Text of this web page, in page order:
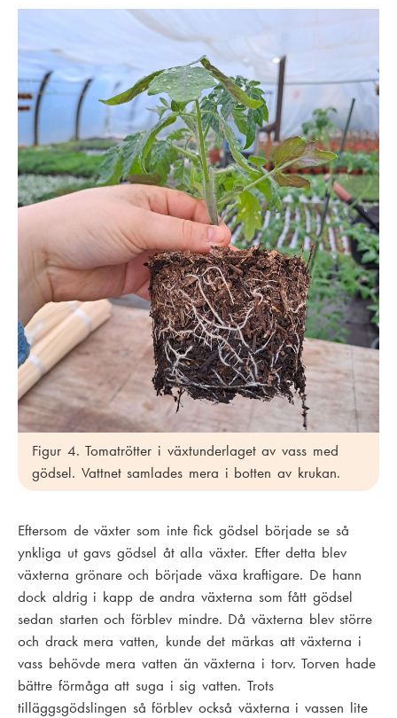
Figur 4. Tomatrötter i växtunderlaget av vass med
gödsel. Vattnet samlades mera i botten av krukan.
Eftersom de växter som inte fick gödsel började se så
ynkliga ut gavs gödsel åt alla växter. Efter detta blev
växterna grönare och började växa kraftigare. De hann
dock aldrig i kapp de andra växterna som fått gödsel
sedan starten och förblev mindre. Då växterna blev större
och drack mera vatten, kunde det märkas att växterna i
vass behövde mera vatten än växterna i torv. Torven hade
bättre förmåga att suga i sig vatten. Trots
tilläggsgödslingen så förblev också växterna i vassen lite